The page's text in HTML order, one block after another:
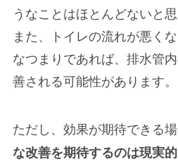
うなことはほとんどないと思
また、トイレの流れが悪く
なつまりであれば、排水管
善される可能性があります。
ただし、効果が期待できる場
な改善を期待するのは現実